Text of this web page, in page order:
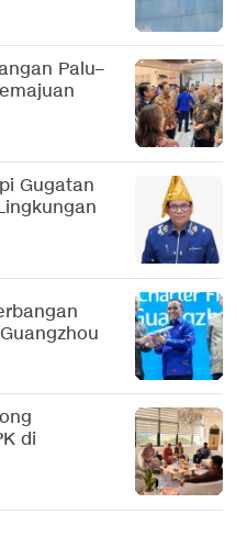
Palu–
Gugatan
di